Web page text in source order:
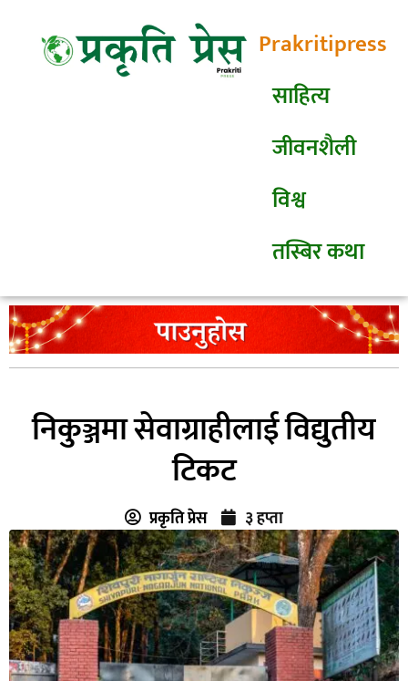
Prakritipress
साहित्य
जीवनशैली
विश्व
तस्बिर कथा
निकुञ्जमा सेवाग्राहीलाई विद्युतीय
टिकट
प्रकृति प्रेस ३ हप्ता